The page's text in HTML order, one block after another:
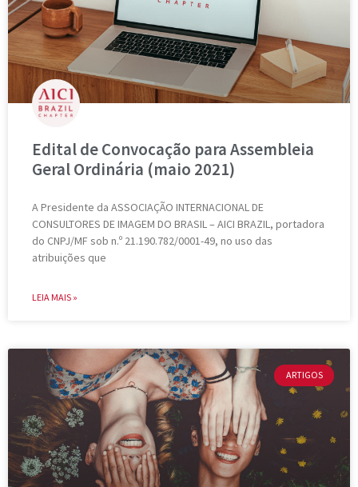
Edital de Convocação para Assembleia
Geral Ordinária (maio 2021)
A Presidente da ASSOCIAÇÃO INTERNACIONAL DE
CONSULTORES DE IMAGEM DO BRASIL – AICI BRAZIL, portadora
do CNPJ/MF sob n.º 21.190.782/0001-49, no uso das
atribuições que
LEIA MAIS »
ARTIGOS